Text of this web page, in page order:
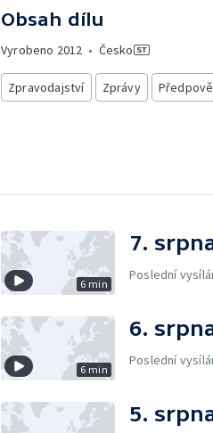
Obsah dílu
Vyrobeno 2012 • Česko
Zpravodajství Zprávy
6 min
7.
Poslední
6 min
6.
Poslední
5.